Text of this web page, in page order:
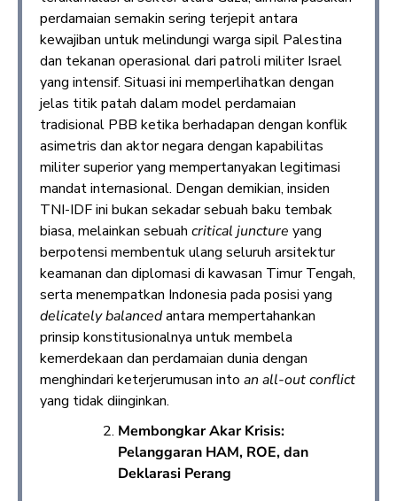
perdamaian semakin sering terjepit antara
kewajiban untuk melindungi warga sipil Palestina
dan tekanan operasional dari patroli militer Israel
yang intensif. Situasi ini memperlihatkan dengan
jelas titik patah dalam model perdamaian
tradisional PBB ketika berhadapan dengan konflik
asimetris dan aktor negara dengan kapabilitas
militer superior yang mempertanyakan legitimasi
mandat internasional. Dengan demikian, insiden
TNI-IDF ini bukan sekadar sebuah baku tembak
biasa, melainkan sebuah critical juncture yang
berpotensi membentuk ulang seluruh arsitektur
keamanan dan diplomasi di kawasan Timur Tengah,
serta menempatkan Indonesia pada posisi yang
delicately balancedantara mempertahankan
prinsip konstitusionalnya untuk membela
kemerdekaan dan perdamaian dunia dengan
menghindari keterjerumusan into an all-out conflict
yang tidak diinginkan.
Membongkar Akar Krisis:
Pelanggaran HAM, ROE, dan
Deklarasi Perang